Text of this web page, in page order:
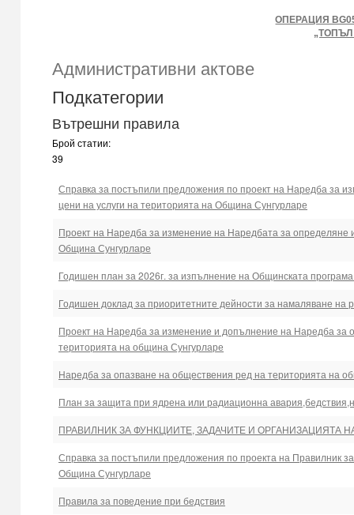
ОПЕРАЦИЯ
Административни актове
Подкатегории
Вътрешни правила
Брой статии:
39
Справка за постъпили предложения по проект на Наредба за
цени на услуги на територията на Община Сунгурларе
Проект на Наредба за изменение на Наредбата за определяне
Община Сунгурларе
Годишен план за 2026г. за изпълнение на Общинската
Годишен доклад за приоритетните дейности за намаляване на
Проект на Наредба за изменение и допълнение на Наредба за
територията на община Сунгурларе
Наредба за опазване на обществения ред на територията на
План за защита при ядрена или радиационна
ПРАВИЛНИК ЗА ФУНКЦИИТЕ, ЗАДАЧИТЕ И ОРГАНИЗАЦИЯТА
Справка за постъпили предложения по проекта на Правилник
Община Сунгурларе
Правила за поведение при бедствия